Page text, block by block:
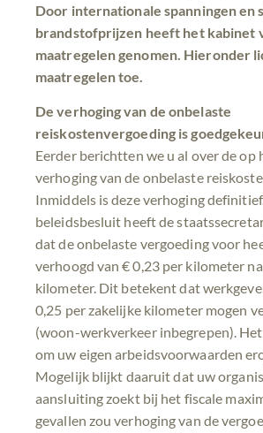
Door internationale spanningen en
brandstofprijzen heeft het kabinet
maatregelen genomen. Hieronder
maatregelen toe.
De verhoging van de onbelaste
reiskostenvergoeding is
Eerder berichtten we u al over de op
verhoging van de onbelaste
Inmiddels is deze verhoging
beleidsbesluit heeft de
dat de onbelaste vergoeding voor
verhoogd van € 0,23 per kilometer
kilometer. Dit betekent dat
0,25 per zakelijke kilometer mogen
(woon-werkverkeer inbegrepen).
om uw eigen arbeidsvoorwaarden
Mogelijk blijkt daaruit dat uw
aansluiting zoekt bij het fiscale
gevallen zou verhoging van de